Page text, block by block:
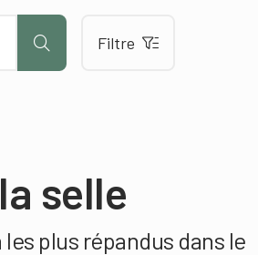
Filtre
selle
plus répandus dans le